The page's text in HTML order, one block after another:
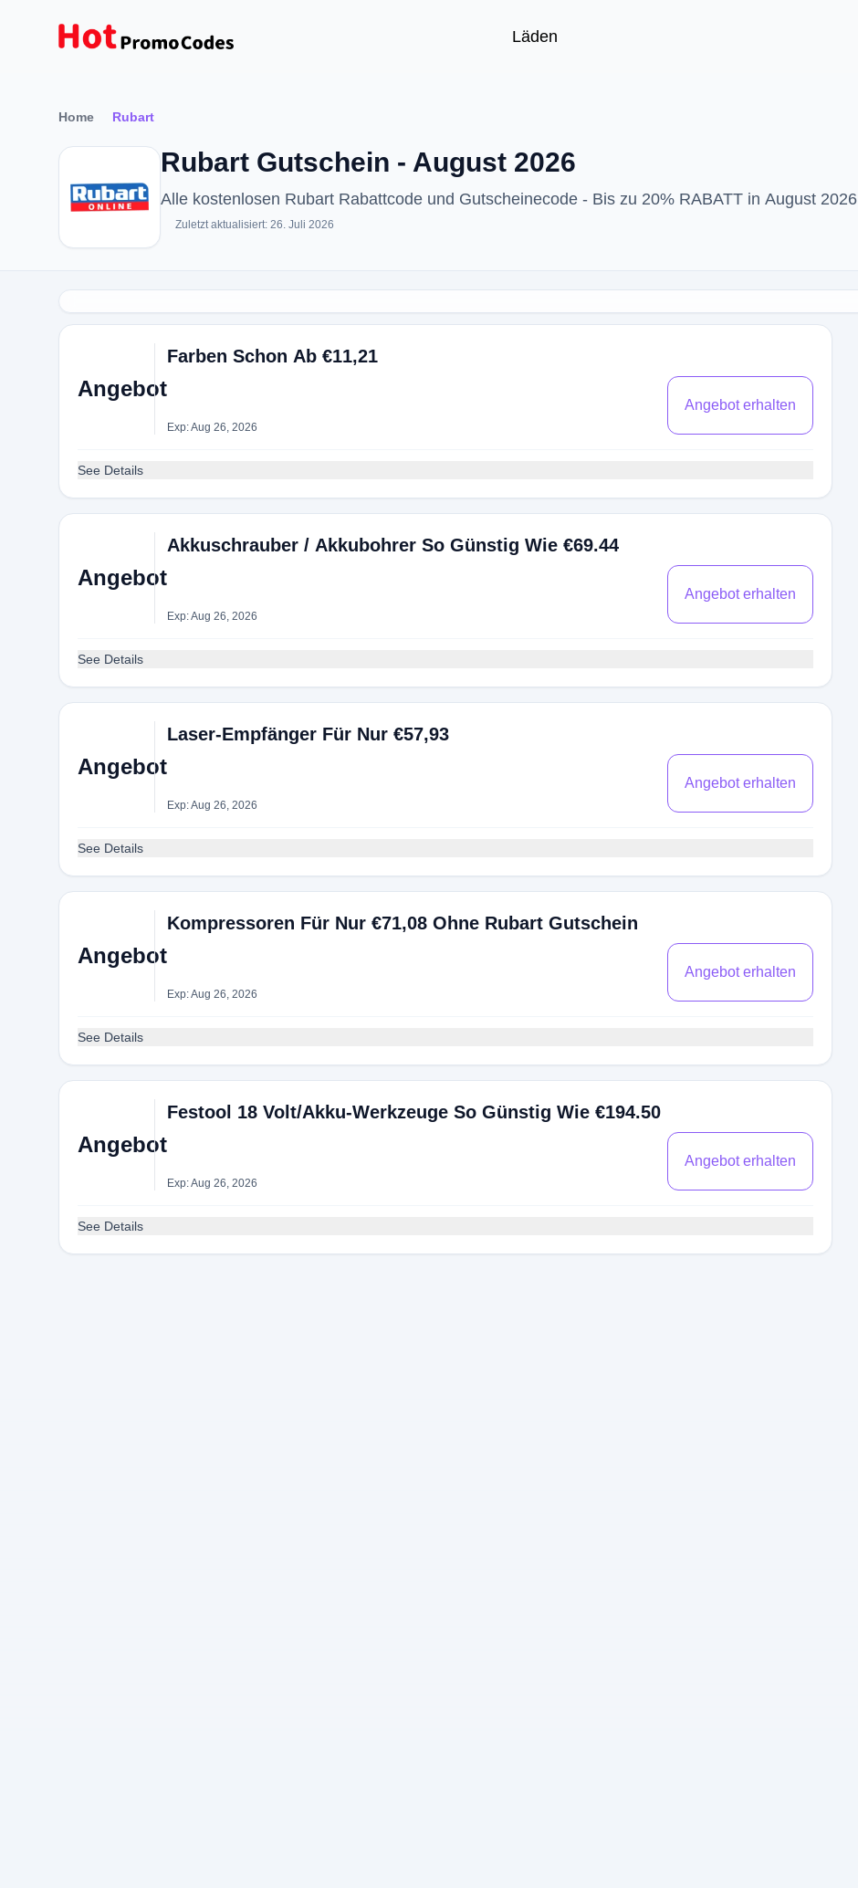
Läden
Home Rubart
Rubart Gutschein - August 2026
Alle kostenlosen Rubart Rabattcode und Gutscheinecode - Bis zu 20% RABATT in August 2026
Zuletzt aktualisiert: 26. Juli 2026
Angebot
Farben Schon Ab €11,21
Exp: Aug 26, 2026
Angebot erhalten
See Details
Angebot
Akkuschrauber / Akkubohrer So Günstig Wie €69.44
Exp: Aug 26, 2026
Angebot erhalten
See Details
Angebot
Laser-Empfänger Für Nur €57,93
Exp: Aug 26, 2026
Angebot erhalten
See Details
Angebot
Kompressoren Für Nur €71,08 Ohne Rubart Gutschein
Exp: Aug 26, 2026
Angebot erhalten
See Details
Angebot
Festool 18 Volt/Akku-Werkzeuge So Günstig Wie €194.50
Exp: Aug 26, 2026
Angebot erhalten
See Details